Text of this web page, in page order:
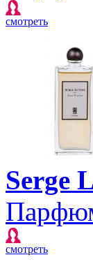
смотреть
Serge
смотреть